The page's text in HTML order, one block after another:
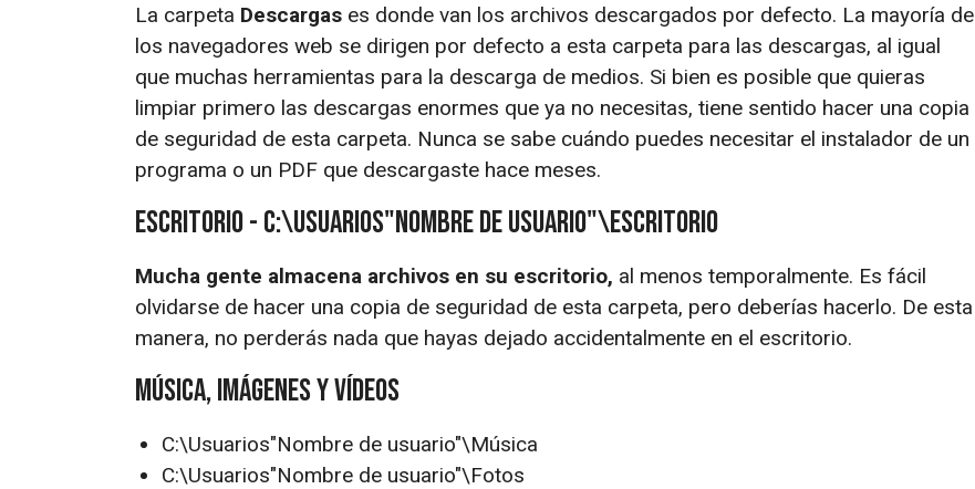
La carpeta Descargas es donde van los archivos descargados por defecto. La mayoría de
los navegadores web se dirigen por defecto a esta carpeta para las descargas, al igual
que muchas herramientas para la descarga de medios. Si bien es posible que quieras
limpiar primero las descargas enormes que ya no necesitas, tiene sentido hacer una copia
de seguridad de esta carpeta. Nunca se sabe cuándo puedes necesitar el instalador de un
programa o un PDF que descargaste hace meses.
Escritorio - C:\Usuarios"Nombre de usuario"\Escritorio
Mucha gente almacena archivos en su escritorio, al menos temporalmente. Es fácil
olvidarse de hacer una copia de seguridad de esta carpeta, pero deberías hacerlo. De esta
manera, no perderás nada que hayas dejado accidentalmente en el escritorio.
Música, imágenes y vídeos
C:\Usuarios"Nombre de usuario"\Música
C:\Usuarios"Nombre de usuario"\Fotos